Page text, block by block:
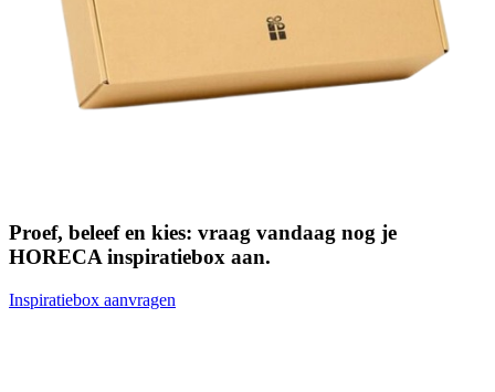
Proef, beleef en kies: vraag vandaag nog je
HORECA inspiratiebox aan.
Inspiratiebox aanvragen